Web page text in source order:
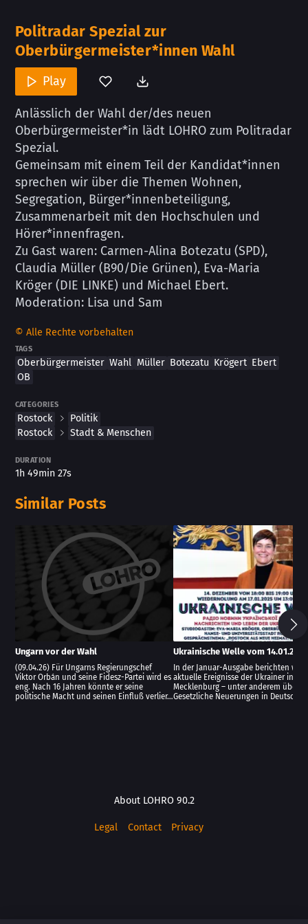
Politradar Spezial zur
Oberbürgermeister*innen Wahl
Play
Anlässlich der Wahl der/des neuen
Oberbürgermeister*in lädt LOHRO zum Politradar
Spezial.
Gemeinsam mit einem Teil der Kandidat*innen
sprechen wir über die Themen Wohnen,
Segregation, Bürger*innenbeteiligung,
Zusammenarbeit mit den Hochschulen und
Hörer*innenfragen.
Zu Gast waren: Carmen-Alina Botezatu (SPD),
Claudia Müller (B90/Die Grünen), Eva-Maria
Kröger (DIE LINKE) und Michael Ebert.
Moderation: Lisa und Sam
© Alle Rechte vorbehalten
TAGS
Oberbürgermeister Wahl Müller Botezatu Krögert Ebert
OB
CATEGORIES
Rostock
Politik
Rostock
Stadt & Menschen
DURATION
1h 49min 27s
Similar Posts
Skip Similar Posts
Ungarn vor der Wahl
(09.04.26) Für Ungarns Regierungschef
Viktor Orbán und seine Fidesz-Partei wird es
eng. Nach 16 Jahren könnte er seine
politische Macht und seinen Einfluß verlier…
Ukrainische Welle vom
In der Januar-Ausgabe berichten wir
aktuelle Ereignisse der Ukrainer in
Mecklenburg – unter anderem über: -
Gesetzliche Neuerungen in
About LOHRO 90.2
Legal Contact Privacy